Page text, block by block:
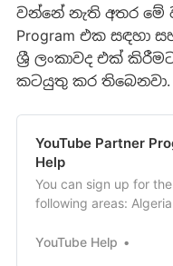
වන්නේ නැති අතර මේ
Program එක සඳහා
ශ්‍රී ලංකාවද එක්
කටයුතු කර තිබෙනවා.
YouTube Partner
Help
You can sign up for
following areas:
Bermuda Bela
YouTube Help